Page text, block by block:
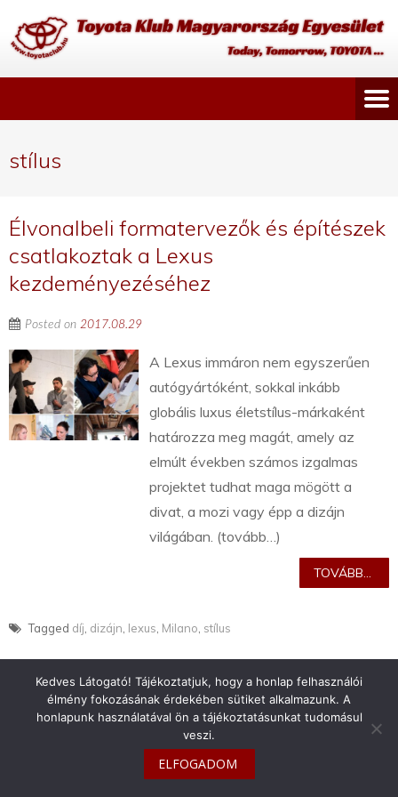
stílus
Élvonalbeli formatervezők és építészek
csatlakoztak a Lexus
kezdeményezéséhez
Posted on 2017.08.29
A Lexus immáron nem egyszerűen
autógyártóként, sokkal inkább
globális luxus életstílus-márkaként
határozza meg magát, amely az
elmúlt években számos izgalmas
projektet tudhat maga mögött a
divat, a mozi vagy épp a dizájn
világában. (tovább…)
TOVÁBB...
Tagged díj dizájn lexus Milano stílus
info@toyotaclub.hu
Copyright © 2026Toyota Klub Magyarország
Kedves Látogató! Tájékoztatjuk, hogy a honlap felhasználói
élmény fokozásának érdekében sütiket alkalmazunk. A
honlapunk használatával ön a tájékoztatásunkat tudomásul
veszi.
ELFOGADOM